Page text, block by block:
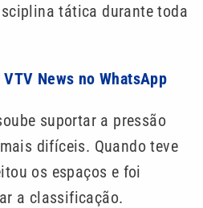
tática durante toda
News no WhatsApp
suportar a pressão
difíceis. Quando teve
os espaços e foi
a classificação.